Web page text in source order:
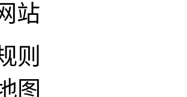
站
则
图